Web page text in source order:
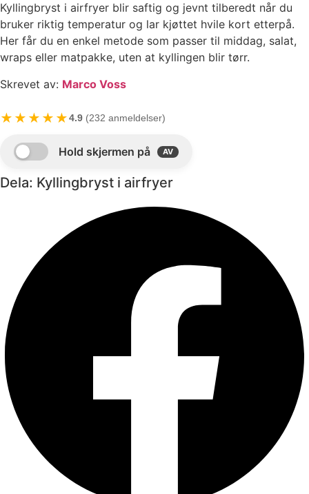
Kyllingbryst i airfryer blir saftig og jevnt tilberedt når du
bruker riktig temperatur og lar kjøttet hvile kort etterpå.
Her får du en enkel metode som passer til middag, salat,
wraps eller matpakke, uten at kyllingen blir tørr.
Skrevet av: Marco Voss
★★★★★4.9 (232 anmeldelser)
Dela: Kyllingbryst i airfryer